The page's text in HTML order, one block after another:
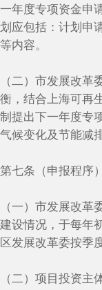
一年度专项资金申
划应包括：计划申
等内容。
（二）市发展改
衡，结合上海可再
制提出下一年度专
气候变化及节能减
第七条（申报程序）
（一）市发展改
建设情况，于每年
区发展改革委按季
（二）项目投资